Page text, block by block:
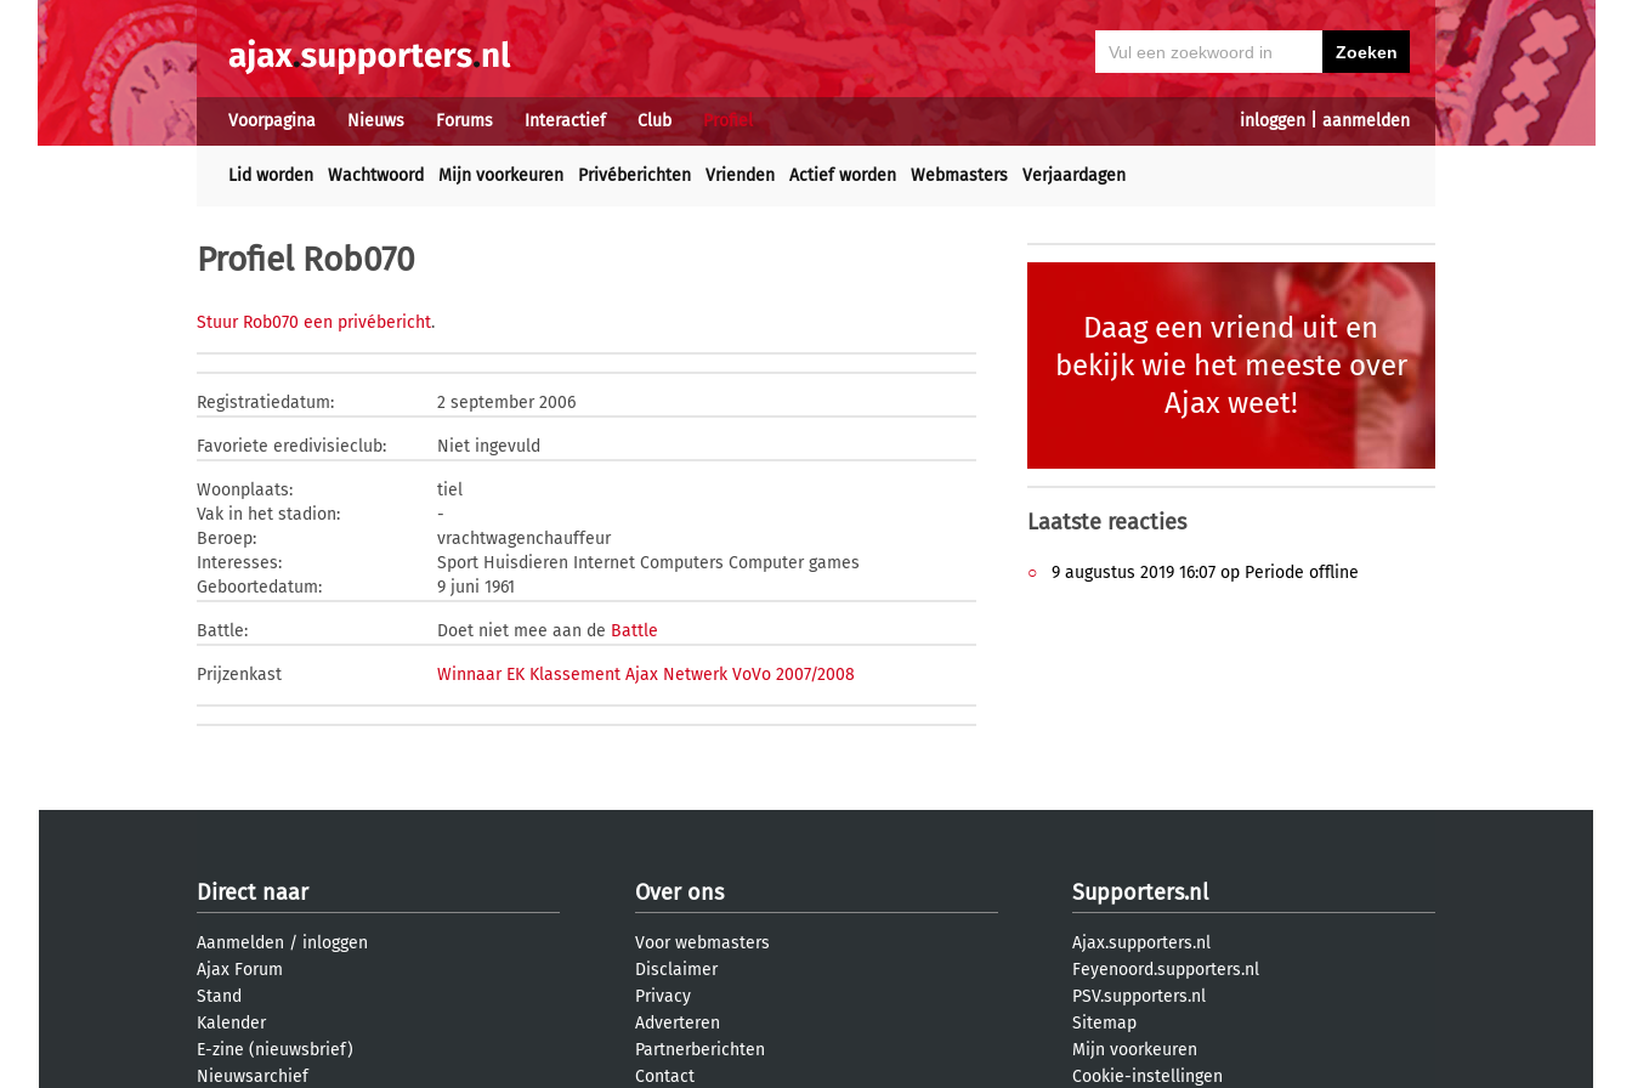
inloggen aanmelden
Voorpagina Nieuws Forums Interactief Club Profiel
Lid worden Wachtwoord Mijn voorkeuren Privéberichten Vrienden Actief worden Webmasters Verjaardagen
Profiel Rob070
Stuur Rob070 een privébericht.
Registratiedatum: 2 september 2006
Favoriete eredivisieclub: Niet ingevuld
Woonplaats:
tiel
Vak in het stadion:
-
Beroep:
vrachtwagenchauffeur
Interesses:
Sport Huisdieren Internet Computers Computer games
Geboortedatum:
9 juni 1961
Battle: Doet niet mee aan de Battle
Prijzenkast Winnaar EK Klassement Ajax Netwerk VoVo 2007/2008
Daag een vriend uit en
bekijk wie het meeste over
Ajax weet!
Laatste reacties
9 augustus 2019 16:07 op Periode offline
Direct naar
Aanmelden / inloggen
Ajax Forum
Stand
Kalender
E-zine (nieuwsbrief)
Nieuwsarchief
Over ons
Voor webmasters
Disclaimer
Privacy
Adverteren
Partnerberichten
Contact
Supporters.nl
Ajax.supporters.nl
Feyenoord.supporters.nl
PSV.supporters.nl
Sitemap
Mijn voorkeuren
Cookie-instellingen